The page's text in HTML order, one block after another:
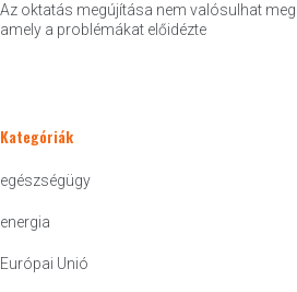
Az oktatás megújítása nem valósulhat meg
amely a problémákat előidézte
Kategóriák
egészségügy
energia
Európai Unió